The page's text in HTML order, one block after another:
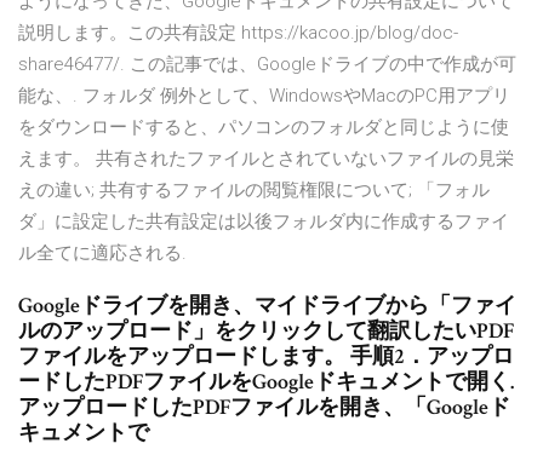
説明します。この共有設定 https://kacoo.jp/blog/doc-
share46477/. この記事では、Googleドライブの中で作成が可
能な、. フォルダ 例外として、WindowsやMacのPC用アプリ
をダウンロードすると、パソコンのフォルダと同じように使
えます。 共有されたファイルとされていないファイルの見栄
えの違い; 共有するファイルの閲覧権限について; 「フォル
ダ」に設定した共有設定は以後フォルダ内に作成するファイ
ル全てに適応される.
Googleドライブを開き、マイドライブから「ファイ
ルのアップロード」をクリックして翻訳したいPDF
ファイルをアップロードします。 手順2．アップロ
ードしたPDFファイルをGoogleドキュメントで開く.
アップロードしたPDFファイルを開き、「Googleド
キュメントで